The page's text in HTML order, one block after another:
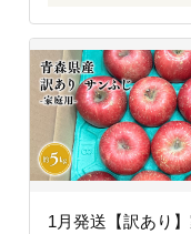
1月発送【訳あり